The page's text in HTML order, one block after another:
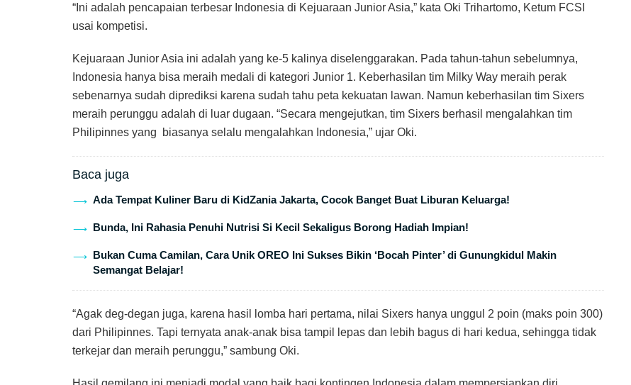
“Ini adalah pencapaian terbesar Indonesia di Kejuaraan Junior Asia,” kata Oki Trihartomo, Ketum FCSI
usai kompetisi.
Kejuaraan Junior Asia ini adalah yang ke-5 kalinya diselenggarakan. Pada tahun-tahun sebelumnya,
Indonesia hanya bisa meraih medali di kategori Junior 1. Keberhasilan tim Milky Way meraih perak
sebenarnya sudah diprediksi karena sudah tahu peta kekuatan lawan. Namun keberhasilan tim Sixers
meraih perunggu adalah di luar dugaan. “Secara mengejutkan, tim Sixers berhasil mengalahkan tim
Philipinnes yang biasanya selalu mengalahkan Indonesia,” ujar Oki.
Baca juga
Ada Tempat Kuliner Baru di KidZania Jakarta, Cocok Banget Buat Liburan Keluarga!
Bunda, Ini Rahasia Penuhi Nutrisi Si Kecil Sekaligus Borong Hadiah Impian!
Bukan Cuma Camilan, Cara Unik OREO Ini Sukses Bikin ‘Bocah Pinter’ di Gunungkidul Makin
Semangat Belajar!
“Agak deg-degan juga, karena hasil lomba hari pertama, nilai Sixers hanya unggul 2 poin (maks poin 300)
dari Philipinnes. Tapi ternyata anak-anak bisa tampil lepas dan lebih bagus di hari kedua, sehingga tidak
terkejar dan meraih perunggu,” sambung Oki.